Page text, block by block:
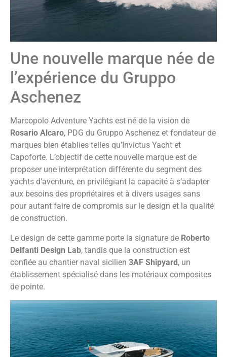
Une nouvelle marque née de
l’expérience du Gruppo
Aschenez
Marcopolo Adventure Yachts est né de la vision de
Rosario Alcaro, PDG du Gruppo Aschenez et fondateur de
marques bien établies telles qu’Invictus Yacht et
Capoforte. L’objectif de cette nouvelle marque est de
proposer une interprétation différente du segment des
yachts d’aventure, en privilégiant la capacité à s’adapter
aux besoins des propriétaires et à divers usages sans
pour autant faire de compromis sur le design et la qualité
de construction.
Le design de cette gamme porte la signature de Roberto
Delfanti Design Lab, tandis que la construction est
confiée au chantier naval sicilien 3AF Shipyard, un
établissement spécialisé dans les matériaux composites
de pointe.